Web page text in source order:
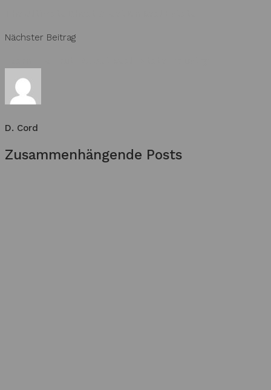
Nächster Beitrag
D. Cord
Zusammenhängende Posts